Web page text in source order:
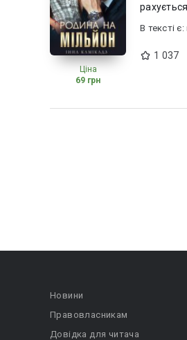
Ціна
69 грн
В текcті є:
1 037
Новини
Правовласникам
Довідка для читача